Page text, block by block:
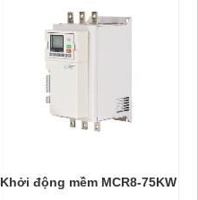
Khởi động mềm MCR8-75KW